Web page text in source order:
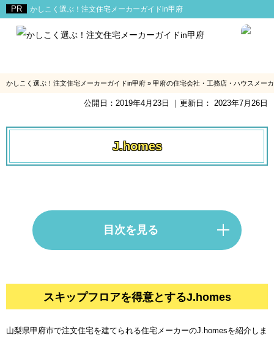
かしこく選ぶ！注文住宅メーカーガイドin甲府
かしこく選ぶ！注文住宅メーカーガイドin甲府 » 甲府の住宅会社・工務店・ハウスメー
公開日： 2019年4月23日 ｜更新日： 2023年7月26日
J.homes
目次を見る
スキップフロアを得意とするJ.homes
山梨県甲府市で注文住宅を建てられる住宅メーカーのJ.homesを紹介しま